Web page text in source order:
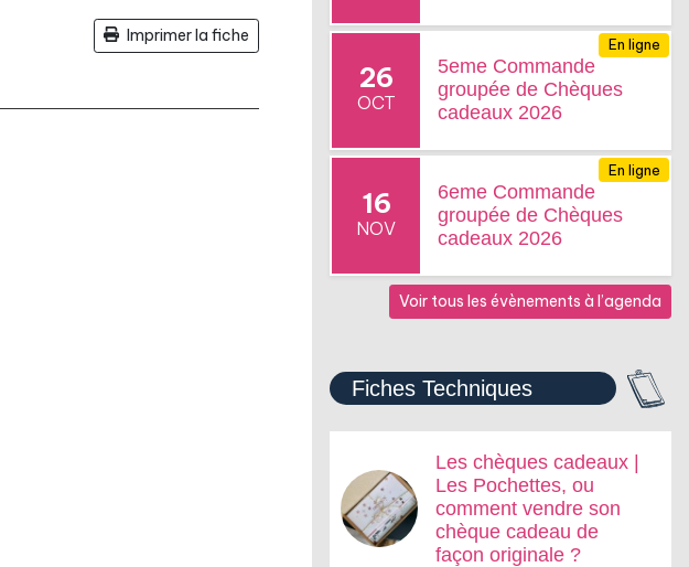
Imprimer la fiche
26
OCT
5eme Commande
groupée de Chèques
cadeaux 2026
En ligne
16
NOV
6eme Commande
groupée de Chèques
cadeaux 2026
En ligne
Voir tous les évènements à l’agenda
Fiches Techniques
Les chèques cadeaux |
Les Pochettes, ou
comment vendre son
chèque cadeau de
façon originale ?